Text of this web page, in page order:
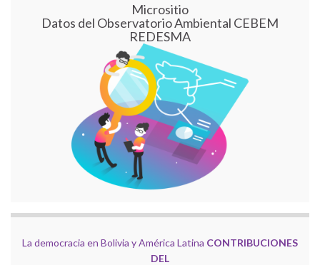
Micrositio
Datos del Observatorio Ambiental CEBEM
REDESMA
La democracia en Bolivia y América Latina CONTRIBUCIONES
DEL